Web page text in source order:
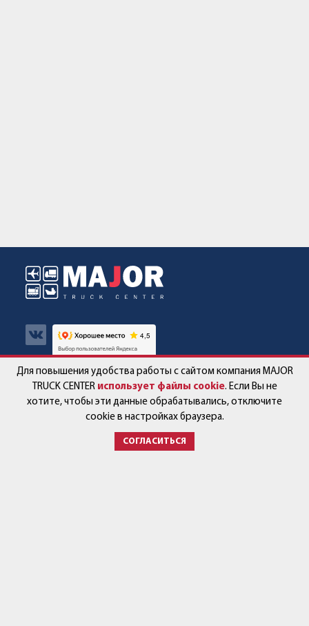
Авто в наличии
Спецпредложения
Контакты
Работа в компании
Новости
Для повышения удобства работы с сайтом компания MAJOR
TRUCK CENTER использует файлы cookie. Если Вы не
хотите, чтобы эти данные обрабатывались, отключите
cookie в настройках браузера.
СОГЛАСИТЬСЯ